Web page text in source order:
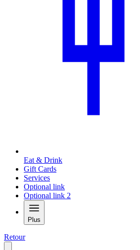
Eat & Drink
Gift Cards
Services
Optional link
Optional link 2
Plus
Retour